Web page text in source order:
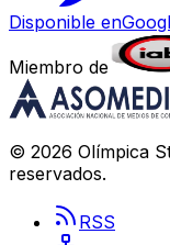
Disponible en
Miembro de
© 2026 Olímpica
reservados.
RSS